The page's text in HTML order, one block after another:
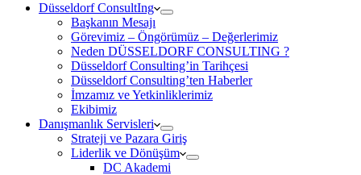
Düsseldorf ConsultIng
Başkanın Mesajı
Görevimiz – Öngörümüz – Değerlerimiz
Neden DÜSSELDORF CONSULTING ?
Düsseldorf Consulting’in Tarihçesi
Düsseldorf Consulting’ten Haberler
İmzamız ve Yetkinliklerimiz
Ekibimiz
Danışmanlık Servisleri
Strateji ve Pazara Giriş
Liderlik ve Dönüşüm
DC Akademi